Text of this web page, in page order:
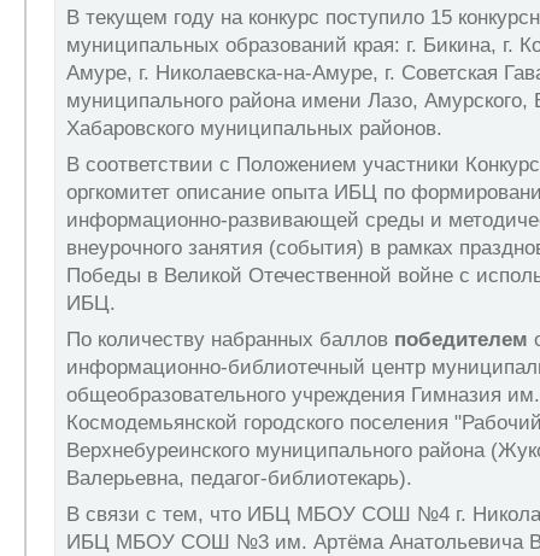
В текущем году на конкурс поступило 15
муниципальных образований края: г. Бикина, г.
Амуре, г. Николаевска-на-Амуре, г. Советская
муниципального района имени Лазо, Амурского,
Хабаровского муниципальных районов.
В соответствии с Положением участники
оргкомитет описание опыта ИБЦ по
информационно-развивающей среды и
внеурочного занятия (события) в рамках
Победы в Великой Отечественной войне с
ИБЦ.
По количеству набранных баллов победителем
информационно-библиотечный центр
общеобразовательного учреждения Гимназия
Космодемьянской городского поселения
Верхнебуреинского муниципального района
Валерьевна, педагог-библиотекарь).
В связи с тем, что ИБЦ МБОУ СОШ №4 г.
ИБЦ МБОУ СОШ №3 им. Артёма Анатольевича